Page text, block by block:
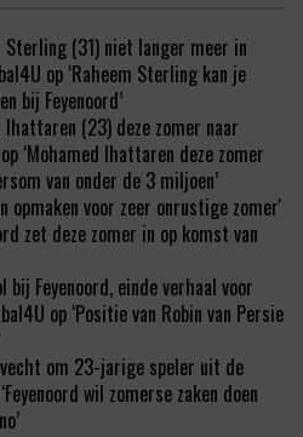
Sterling (31) niet langer meer in
op ‘Raheem Sterling kan je
bij Feyenoord’
Ihattaren (23) deze zomer naar
op ‘Mohamed Ihattaren deze zomer
van onder de 3 miljoen’
opmaken voor zeer onrustige zomer'
zet deze zomer in op komst van
Feyenoord, einde verhaal voor
op ‘Positie van Robin van Persie
om 23-jarige speler uit de
‘Feyenoord wil zomerse zaken doen